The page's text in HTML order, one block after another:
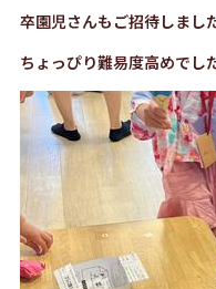
卒園児さんもご招待しまし
ちょっぴり難易度高めでし